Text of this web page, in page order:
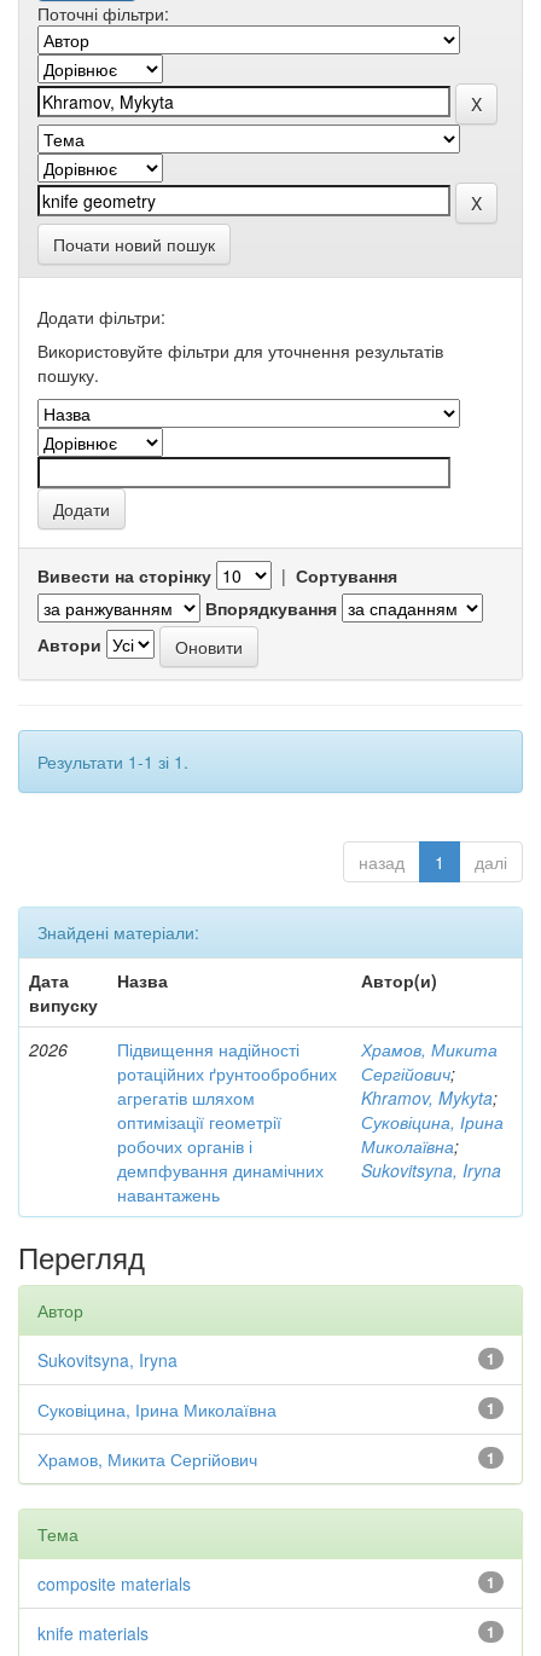
Поточні фільтри:
Почати новий пошук
Додати фільтри:
Використовуйте фільтри для уточнення результатів
пошуку.
Вивести на сторінку | Сортування
Впорядкування
Автори
Результати 1-1 зі 1.
назад 1 далі
Знайдені матеріали:
Дата
випуску
Назва Автор(и)
2026
Підвищення надійності
ротаційних ґрунтообробних
агрегатів шляхом
оптимізації геометрії
робочих органів і
демпфування динамічних
навантажень
Храмов, Микита
Сергійович;
Khramov, Mykyta;
Суковіцина, Ірина
Миколаївна;
Sukovitsyna, Iryna
Перегляд
Автор
1
Sukovitsyna, Iryna
1
Суковіцина, Ірина Миколаївна
1
Храмов, Микита Сергійович
Тема
1
composite materials
1
knife materials